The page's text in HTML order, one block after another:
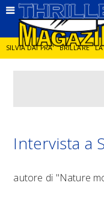
SILVIA DAI PRA' BRILLARE
Intervista a
autore di "Nature